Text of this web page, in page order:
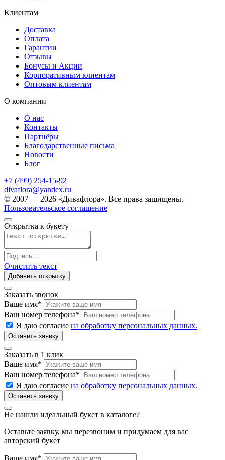
Клиентам
Доставка
Оплата
Гарантии
Отзывы
Бонусы и Акции
Корпоративным клиентам
Оптовым клиентам
О компании
О нас
Контакты
Партнёры
Благодарственные письма
Новости
Блог
+7 (499) 254-15-92
divaflora@yandex.ru
© 2007 — 2026 «Дивафлора». Все права защищены.
Пользовательское соглашение
Открытка к букету
Очистить текст
Добавить открытку
Заказать звонок
Ваше имя*
Ваш номер телефона*
Я даю согласие на обработку персональных данных.
Заказать в 1 клик
Ваше имя*
Ваш номер телефона*
Я даю согласие на обработку персональных данных.
Не нашли идеальный букет в каталоге?
Оставьте заявку, мы перезвоним и придумаем для вас
авторский букет
Ваше имя*